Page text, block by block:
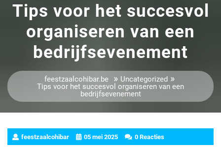
Tips voor het succesvol
organiseren van een
bedrijfsevenement
feestzaalcohibar.be» Uncategorized»
Tips voor het succesvol organiseren van een
bedrijfsevenement
feestzaalcohibar 05 mei 2025 0 Reacties